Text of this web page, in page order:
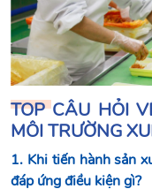
TOP CÂU HỎI
MÔI TRƯỜNG
1. Khi tiến hành sản
đáp ứng điều kiện gì?